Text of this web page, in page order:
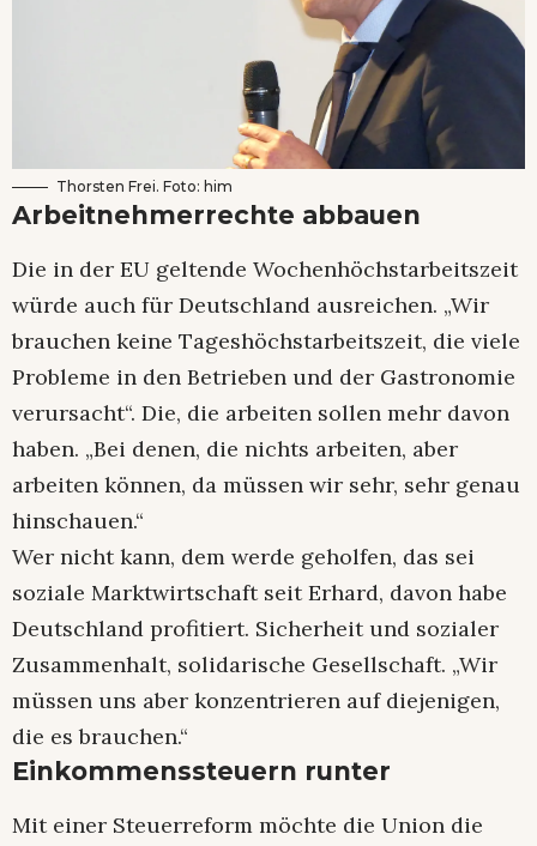
Thorsten Frei. Foto: him
Arbeitnehmerrechte abbauen
Die in der EU geltende Wochenhöchstarbeitszeit
würde auch für Deutschland ausreichen. „Wir
brauchen keine Tageshöchstarbeitszeit, die viele
Probleme in den Betrieben und der Gastronomie
verursacht“. Die, die arbeiten sollen mehr davon
haben. „Bei denen, die nichts arbeiten, aber
arbeiten können, da müssen wir sehr, sehr genau
hinschauen.“
Wer nicht kann, dem werde geholfen, das sei
soziale Marktwirtschaft seit Erhard, davon habe
Deutschland profitiert. Sicherheit und sozialer
Zusammenhalt, solidarische Gesellschaft. „Wir
müssen uns aber konzentrieren auf diejenigen,
die es brauchen.“
Einkommenssteuern runter
Mit einer Steuerreform möchte die Union die